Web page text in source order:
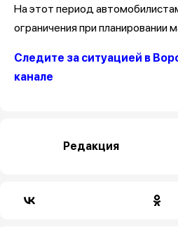
На этот период
ограничения при планировании
Следите за ситуацией в
канале
Редакция